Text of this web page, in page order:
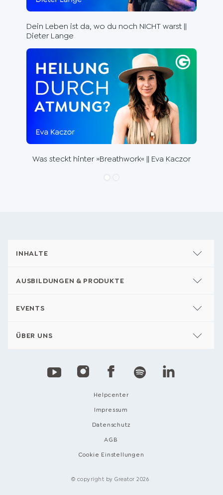
Dein Leben ist da, wo du noch NICHT warst ||
Dieter Lange
Was steckt hinter »Breathwork« || Eva Kaczor
INHALTE
AUSBILDUNGEN & PRODUKTE
EVENTS
ÜBER UNS
Helpcenter
Impressum
Datenschutz
AGB
Cookie Einstellungen
© copyright by Greator 2026